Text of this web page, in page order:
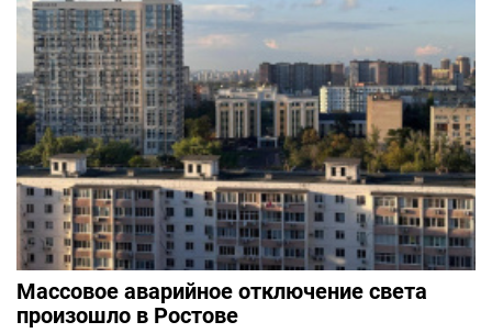
Массовое аварийное отключение света
произошло в Ростове